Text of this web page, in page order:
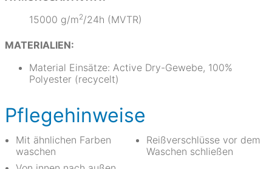
15000 g/m2/24h (MVTR)
MATERIALIEN:
Material Einsätze: Active Dry-Gewebe, 100%
Polyester (recycelt)
Pflegehinweise
Mit ähnlichen Farben
waschen
Reißverschlüsse vor dem
Waschen schließen